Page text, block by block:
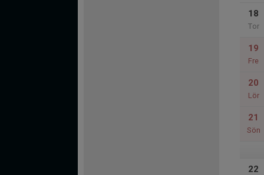
18
Tor
19
Fre
20
Lör
21
Sön
22